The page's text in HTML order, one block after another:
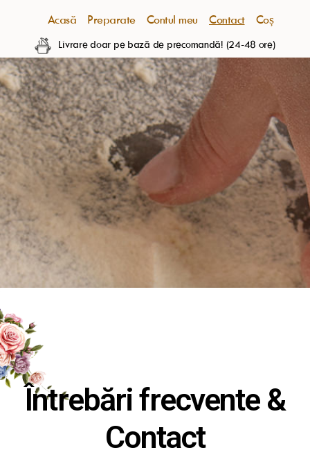
Acasă Preparate Contul meu Contact Coș
Livrare doar pe bază de precomandă! (24-48 ore)
Întrebări frecvente &
Contact